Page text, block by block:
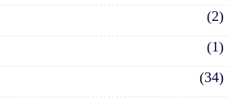
(2)
(1)
(34)